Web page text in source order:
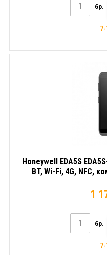
бр.
Honeywell EDA5S
BT, Wi-Fi, 4G, NFC,
1
бр.